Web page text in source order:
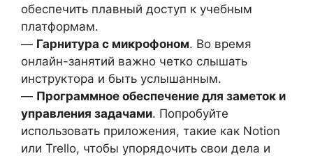
обеспечить плавный доступ к учебным
платформам.
— Гарнитура с микрофоном. Во время
онлайн-занятий важно четко слышать
инструктора и быть услышанным.
— Программное обеспечение для заметок и
управления задачами. Попробуйте
использовать приложения, такие как Notion
или Trello, чтобы упорядочить свои дела и